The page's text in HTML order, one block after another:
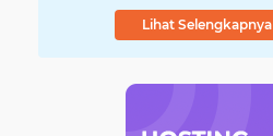
Pencernaan
Lihat Selengkapnya